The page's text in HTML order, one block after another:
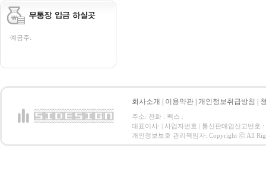
예금주:
회사소개 이용약관 개인정보취급방침
주소: 전화 : 팩스 :
대표이사: | 사업자번호 | 통신판매업신고번호 :
개인정보보호 관리책임자: Copyright ⓒ All